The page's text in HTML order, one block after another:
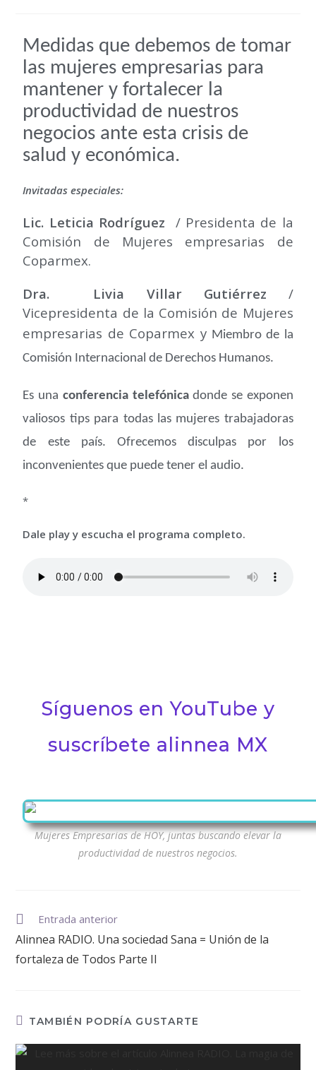
Medidas que debemos de tomar
las mujeres empresarias para
mantener y fortalecer la
productividad de nuestros
negocios ante esta crisis de
salud y económica.
Invitadas especiales:
Lic. Leticia Rodríguez
/ Presidenta de la
Comisión de Mujeres empresarias de
Coparmex.
Dra. Livia Villar Gutiérrez /
Vicepresidenta de la Comisión de Mujeres
empresarias de Coparmex y Miembro de la
Comisión Internacional de Derechos Humanos.
Es una conferencia telefónicadonde se exponen
valiosos tips para todas las mujeres trabajadoras
de este país. Ofrecemos disculpas por los
inconvenientes que puede tener el audio.
*
Dale play y escucha el programa completo.
Síguenos en YouTube y
suscríbete alinnea MX
Mujeres Empresarias de HOY, juntas buscando elevar la
productividad de nuestros negocios.
Entrada anterior
Alinnea RADIO. Una sociedad Sana = Unión de la
fortaleza de Todos Parte II
TAMBIÉN PODRÍA GUSTARTE